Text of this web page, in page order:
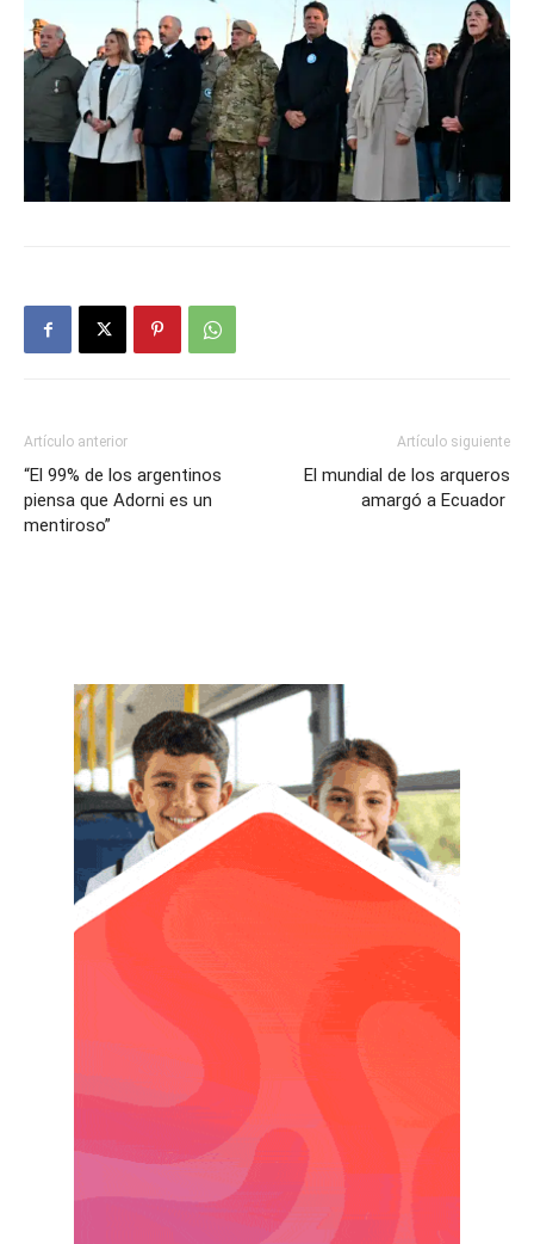
Artículo anterior
“El 99% de los argentinos
piensa que Adorni es un
mentiroso”
Artículo siguiente
El mundial de los arqueros
amargó a Ecuador